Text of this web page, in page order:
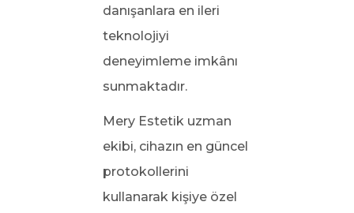
danışanlara en ileri
teknolojiyi
deneyimleme imkânı
sunmaktadır.
Mery Estetik uzman
ekibi, cihazın en güncel
protokollerini
kullanarak kişiye özel